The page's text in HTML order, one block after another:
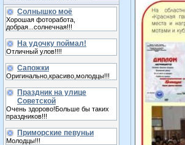
Солнышко моё
Хорошая фоторабота,
добрая...солнечная!!!
На удочку поймал!
Отличный улов!!!!
Сапожки
Оригинально,красиво,молодцы!!!
Праздник на улице
Советской
Очень здорово!Больше бы таких
праздников!!!
Приморские певуньи
Молодцы!!!